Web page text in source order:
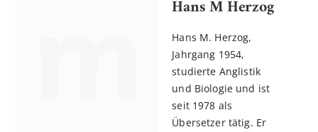
Hans M Herzog
Hans M. Herzog,
Jahrgang 1954,
studierte Anglistik
und Biologie und ist
seit 1978 als
Übersetzer tätig. Er